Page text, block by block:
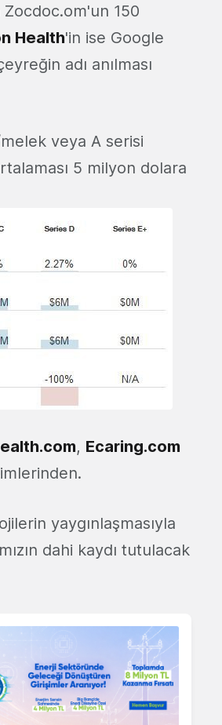
150
Health'in ise Google
adı anılması
veya A serisi
5 milyon dolara
, Ecaring.com
yaygınlaşmasıyla
dahi kaydı tutulacak